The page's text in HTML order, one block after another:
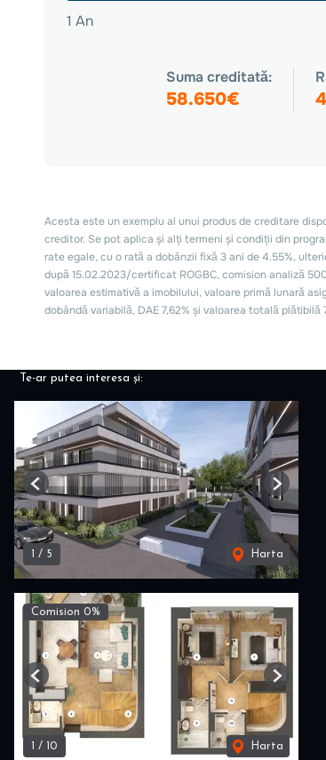
Te-ar putea interesa și:
1 / 5 Harta
Previous Next
Comision 0%
1 / 10 Harta
Previous Next